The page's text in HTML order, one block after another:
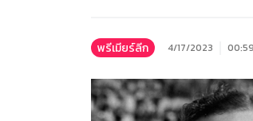
พรีเมียร์ลีก 4/17/2023 00:59